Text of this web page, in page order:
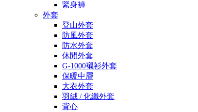
緊身褲
外套
登山外套
防風外套
防水外套
休閒外套
G-1000襯衫外套
保暖中層
大衣外套
羽絨 / 化纖外套
背心